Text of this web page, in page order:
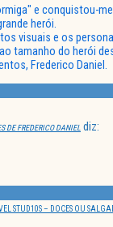
e conquistou-
herói.
visuais e os
tamanho do herói
Frederico Daniel.
DE FREDERICO DANIEL diz:
STUD10S – DOCES OU